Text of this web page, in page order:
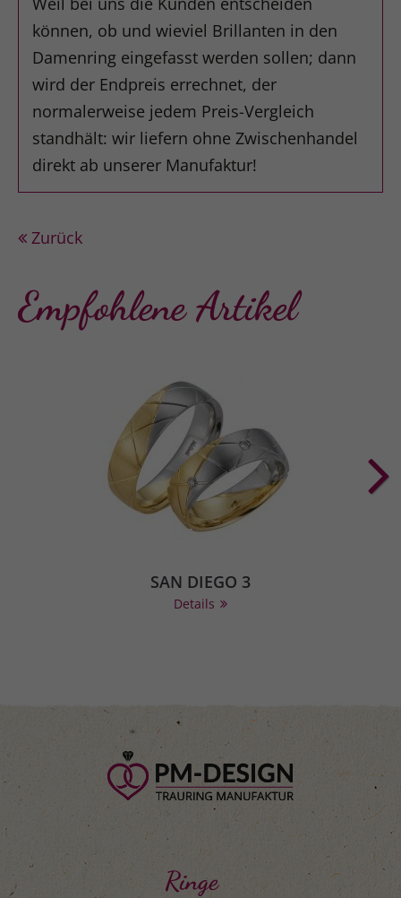
können, ob und wieviel Brillanten in den
Damenring eingefasst werden sollen; dann
wird der Endpreis errechnet, der
normalerweise jedem Preis-Vergleich
standhält: wir liefern ohne Zwischenhandel
direkt ab unserer Manufaktur!
Zurück
Empfohlene Artikel
SAN DIEGO 3
Details
Ringe